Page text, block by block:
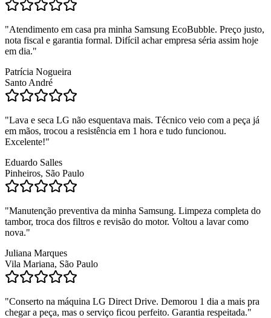
"Atendimento em casa pra minha Samsung EcoBubble. Preço justo,
nota fiscal e garantia formal. Difícil achar empresa séria assim hoje
em dia."
Patrícia Nogueira
Santo André
"Lava e seca LG não esquentava mais. Técnico veio com a peça já
em mãos, trocou a resistência em 1 hora e tudo funcionou.
Excelente!"
Eduardo Salles
Pinheiros, São Paulo
"Manutenção preventiva da minha Samsung. Limpeza completa do
tambor, troca dos filtros e revisão do motor. Voltou a lavar como
nova."
Juliana Marques
Vila Mariana, São Paulo
"Conserto na máquina LG Direct Drive. Demorou 1 dia a mais pra
chegar a peça, mas o serviço ficou perfeito. Garantia respeitada."